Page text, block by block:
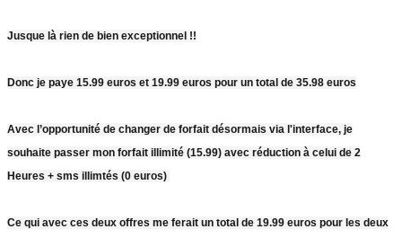
Jusque là rien de bien exceptionnel !!
Donc je paye 15.99 euros et 19.99 euros pour un total de 35.98 euros
Avec l’opportunité de changer de forfait désormais via l'interface, je
souhaite passer mon forfait illimité (15.99) avec réduction à celui de 2
Heures + sms illimtés (0 euros)
Ce qui avec ces deux offres me ferait un total de 19.99 euros pour les deux